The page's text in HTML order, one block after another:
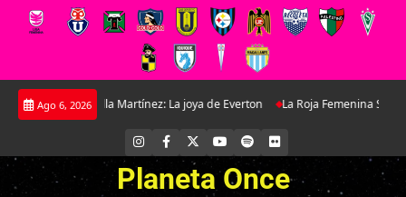
Saltar
Ago 6, 2026
Antonella Martínez: La joya de Everton La Roja Femenina Sub-17
INSTAGRAM
FACEBOOK YOUTUBE
SPOTIFYFLICKR
Planeta Once